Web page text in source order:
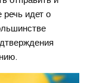
речь идет о